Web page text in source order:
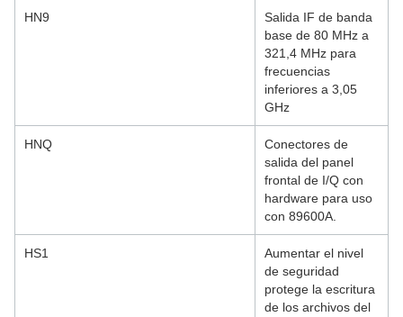
HN9
Salida IF de banda
base de 80 MHz a
321,4 MHz para
frecuencias
inferiores a 3,05
GHz
HNQ
Conectores de
salida del panel
frontal de I/Q con
hardware para uso
con 89600A.
HS1
Aumentar el nivel
de seguridad
protege la escritura
de los archivos del